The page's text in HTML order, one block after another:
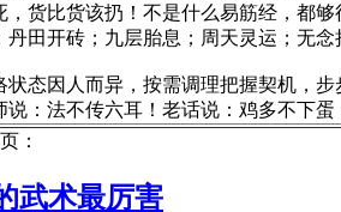
比货该扔！不是什么易筋经，都够
开砖；九层胎息；周天灵运；无念
因人而异，按需调理把握契机，步
：法不传六耳！老话说：鸡多不下
：
武术最厉害